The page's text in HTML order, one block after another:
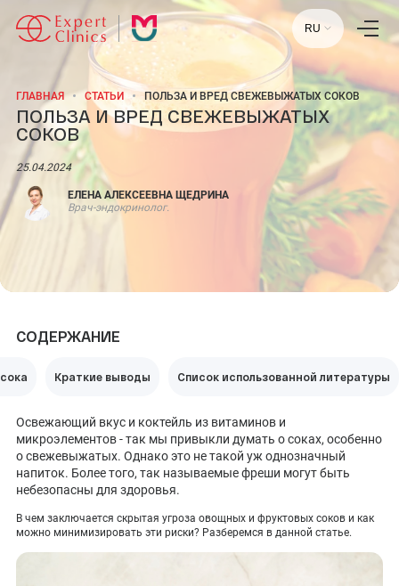
Главная
Услуги
Специалисты
Лаборатория
Статьи
Пресс-центр
Контакты
Отзывы
ПН-ПТ:
ПОКАЗАТЬ НА КАРТЕ
ADMIN@EXPERTCLINICS.RU
RU
ГЛАВНАЯ СТАТЬИ ПОЛЬЗА И ВРЕД СВЕЖЕВЫЖАТЫХ СОКОВ
ПОЛЬЗА И ВРЕД СВЕЖЕВЫЖАТЫХ
СОКОВ
25.04.2024
ЕЛЕНА АЛЕКСЕЕВНА ЩЕДРИНА
Врач-эндокринолог.
СОДЕРЖАНИЕ
Краткие выводы Список использованной литературы
Освежающий вкус и коктейль из витаминов и
микроэлементов - так мы привыкли думать о соках, особенно
о свежевыжатых. Однако это не такой уж однозначный
напиток. Более того, так называемые фреши могут быть
небезопасны для здоровья.
В чем заключается скрытая угроза овощных и фруктовых соков и как
можно минимизировать эти риски? Разберемся в данной статье.